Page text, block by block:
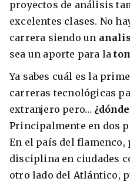
proyectos de análisis
excelentes clases. No
carrera siendo un
sea un aporte para la
Ya sabes cuál es la
carreras tecnológicas
extranjero pero…
Principalmente en dos
En el país del flamenco,
disciplina en ciudades
otro lado del Atlántico,